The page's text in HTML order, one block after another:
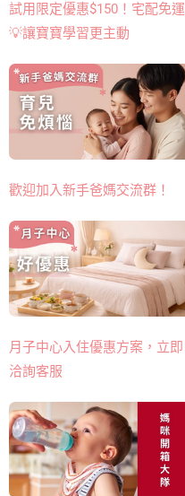
試用限定優惠$150！宅配免運
💡讓寶寶學習更主動
歡迎加入新手爸媽交流群！
月子中心入住優惠方案，立即
洽詢客服